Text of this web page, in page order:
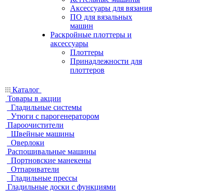
Аксессуары для вязания
ПО для вязальных
машин
Раскройные плоттеры и
аксессуары
Плоттеры
Принадлежности для
плоттеров
Каталог
Товары в акции
Гладильные системы
Утюги с парогенератором
Пароочистители
Швейные машины
Оверлоки
Распошивальные машины
Портновские манекены
Отпариватели
Гладильные прессы
Гладильные доски с функциями